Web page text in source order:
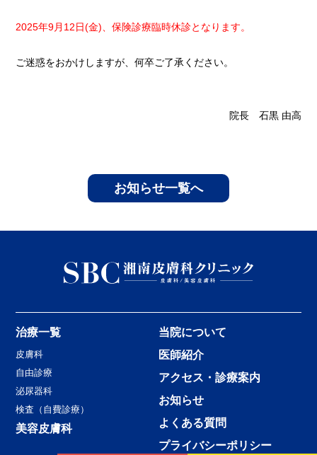
2025年9月12日(金)、保険診療臨時休診となります。
ご迷惑をおかけしますが、何卒ご了承ください。
院長 石黒 由高
お知らせ一覧へ
治療一覧
皮膚科
自由診療
泌尿器科
検査（自費診療）
美容皮膚科
当院について
医師紹介
アクセス・診療案内
お知らせ
よくある質問
プライバシーポリシー